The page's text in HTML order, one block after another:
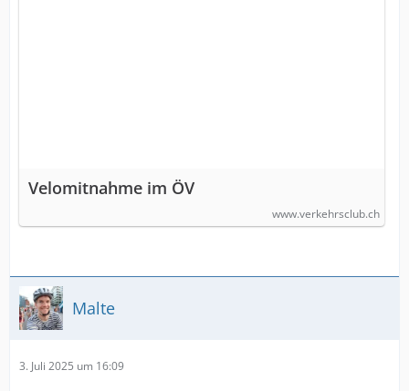
Velomitnahme im ÖV
www.verkehrsclub.ch
Malte
3. Juli 2025 um 16:09